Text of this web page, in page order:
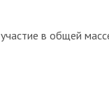
в общей